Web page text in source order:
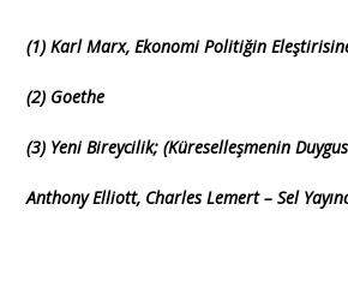
(1) Karl Marx, Ekonomi Politiğin
(2) Goethe
(3) Yeni Bireycilik; (Küreselleşmenin
Anthony Elliott, Charles Lemert– Sel